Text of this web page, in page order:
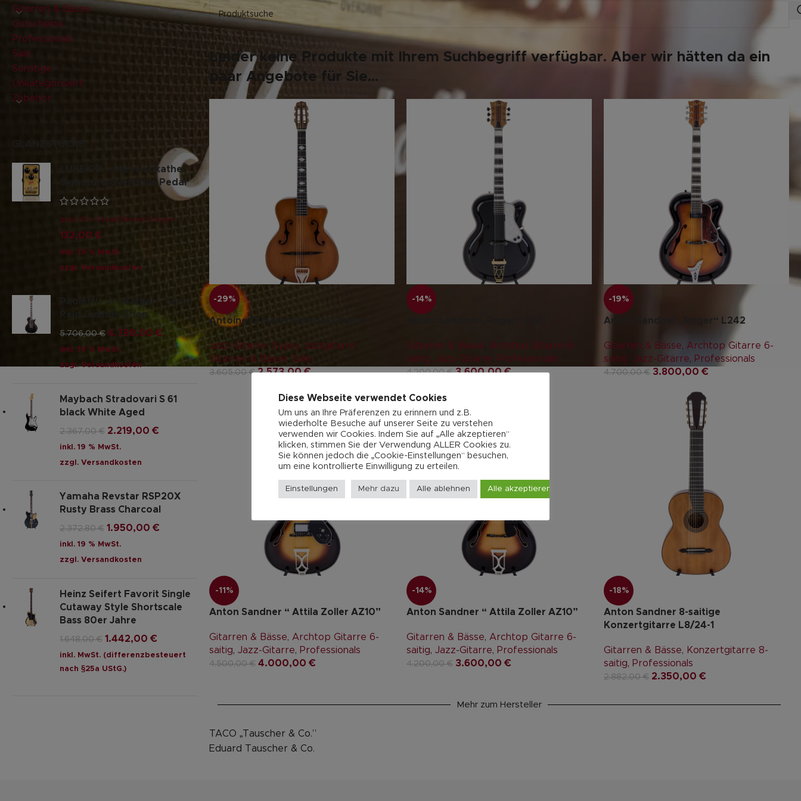
Gitarren & Bässe
Gutscheine
Professionals
Sale
Sonstige
Unkategorisiert
Zubehör
LUKE OD – Steve Lukather
Signature Overdrive Pedal
geprüfte Gesamtbewertungen
132,00 €
inkl. 19 % MwSt.
zzgl. Versandkosten
Paoletti - Jr Leather - Terry
5.706,00€ 4.789,00 €
inkl. 19 % MwSt.
zzgl.Versandkosten
Maybach Stradovari S 61
black White Aged
2.367,00€ 2.219,00 €
inkl. 19 % MwSt.
zzgl. Versandkosten
Yamaha Revstar RSP20X
Rusty Brass Charcoal
2.372,80€ 1.950,00 €
inkl. 19 % MwSt.
zzgl. Versandkosten
Heinz Seifert Favorit Single
Cutaway Style Shortscale
Bass 80er Jahre
1.648,00€ 1.442,00 €
inkl. MwSt. (differenzbesteuert
nach §25a UStG.)
Leider keine Produkte mit Ihrem Suchbegriff verfügbar. Aber wir hätten da ein
paar Angebote für Sie...
-29%
Antoine Di Mauro Special Chorus
Jazz-Gitarre Gypsy Jazzgitarre
Gitarren & Bässe
Sale
3.605,00€ 2.573,00€
-14%
Gitarren & Bässe
Archtop Gitarre 6-
saitig
Jazz-Gitarre Professionals
4.200,00€ 3.600,00€
-19%
Anton Sandner „Roger“ L242
Gitarren & Bässe, Archtop Gitarre 6-
saitig
Jazz-Gitarre, Professionals
4.700,00€ 3.800,00 €
-11%
Anton Sandner “ Attila Zoller AZ10”
Gitarren & Bässe, Archtop Gitarre 6-
saitig, Jazz-Gitarre, Professionals
4.500,00€ 4.000,00 €
-14%
Anton Sandner “ Attila Zoller AZ10”
Gitarren & Bässe, Archtop Gitarre 6-
saitig, Jazz-Gitarre, Professionals
4.200,00€ 3.600,00 €
-18%
Anton Sandner 8-saitige
Konzertgitarre L8/24-1
Gitarren & Bässe, Konzertgitarre 8-
saitig, Professionals
2.882,00€ 2.350,00 €
Mehr zum Hersteller
TACO „Tauscher & Co.”
Eduard Tauscher & Co.
Diese Webseite verwendet Cookies
Um uns an Ihre Präferenzen zu erinnern und z.B.
wiederholte Besuche auf unserer Seite zu verstehen
verwenden wir Cookies. Indem Sie auf „Alle akzeptieren“
klicken, stimmen Sie der Verwendung ALLER Cookies zu.
Sie können jedoch die „Cookie-Einstellungen“ besuchen,
um eine kontrollierte Einwilligung zu erteilen.
Einstellungen Mehr dazu Alle ablehnen Alle akzeptieren